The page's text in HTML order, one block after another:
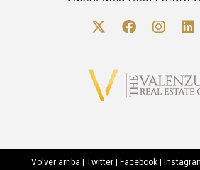
Volver arriba Twitter| Facebook|